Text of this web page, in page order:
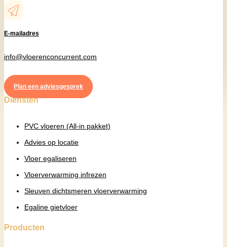
E-mailadres
info@vloerenconcurrent.com
Plan een adviesgesprek
Diensten
PVC vloeren (All-in pakket)
Advies op locatie
Vloer egaliseren
Vloerverwarming infrezen
Sleuven dichtsmeren vloerverwarming
Egaline gietvloer
Producten